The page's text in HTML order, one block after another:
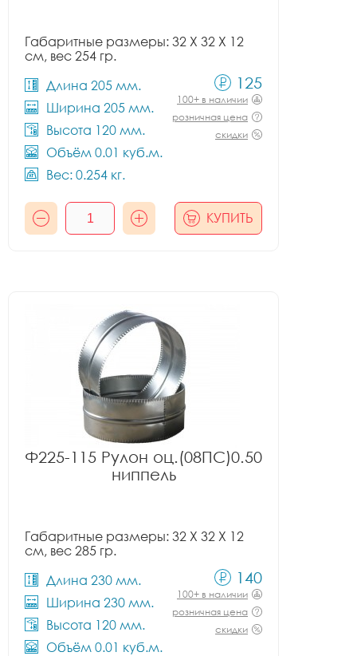
Габаритные размеры: 32 X 32 X 12
см, вес 254 гр.
Длина 205 мм.
Ширина 205 мм.
Высота 120 мм.
Объём 0.01 куб.м.
Вес: 0.254 кг.
125
100+ в наличии
розничная цена
скидки
КУПИТЬ
Ф225-115 Рулон оц.(08ПС)0.50
ниппель
Габаритные размеры: 32 X 32 X 12
см, вес 285 гр.
Длина 230 мм.
Ширина 230 мм.
Высота 120 мм.
Объём 0.01 куб.м.
140
100+ в наличии
розничная цена
скидки